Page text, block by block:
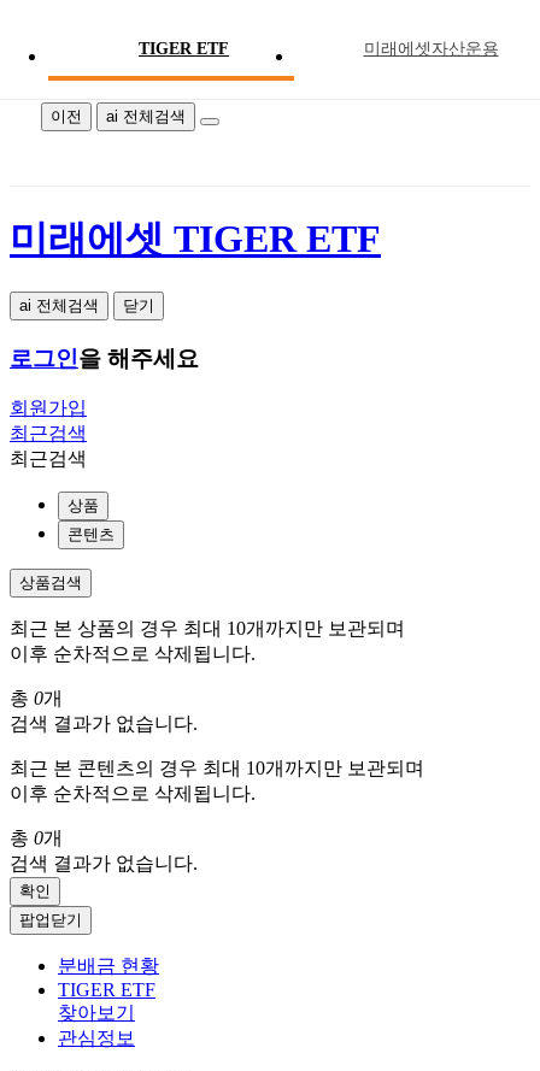
TIGER ETF 미래에셋자산운용
미래에셋 TIGER ETF
이전 ai 전체검색
미래에셋 TIGER ETF
ai 전체검색 닫기
로그인을 해주세요
회원가입
최근검색
최근검색
상품
콘텐츠
상품검색
최근 본 상품의 경우 최대 10개까지만 보관되며
이후 순차적으로 삭제됩니다.
총 0개
검색 결과가 없습니다.
최근 본 콘텐츠의 경우 최대 10개까지만 보관되며
이후 순차적으로 삭제됩니다.
총 0개
검색 결과가 없습니다.
확인
팝업닫기
분배금 현황
TIGER ETF
찾아보기
관심정보